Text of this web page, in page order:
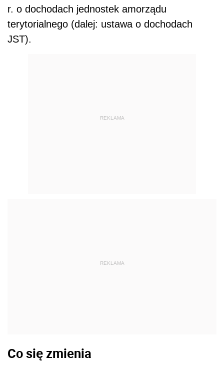
r. o dochodach jednostek amorządu
terytorialnego (dalej: ustawa o dochodach
JST).
REKLAMA
REKLAMA
Co się zmienia